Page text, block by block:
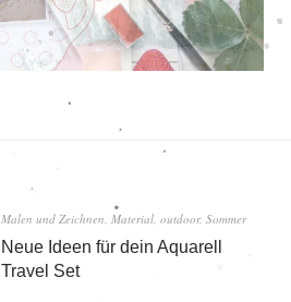
Malen und Zeichnen Material ,outdoor,Sommer
Neue Ideen für dein Aquarell
Travel Set